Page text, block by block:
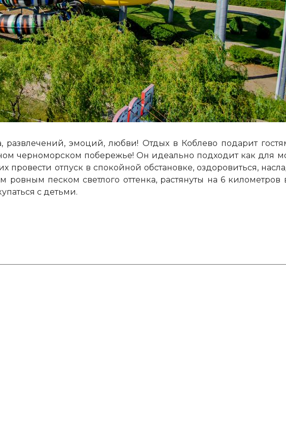
развлечений, эмоций, любви! Отдых в Коблево подарит
черноморском побережье! Он идеально подходит как для
отпуск в спокойной обстановке, оздоровиться,
песком светлого оттенка, растянуты на 6
с детьми.